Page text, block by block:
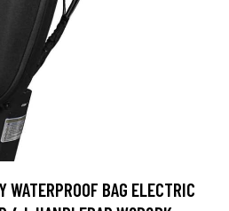
WATERPROOF BAG ELECTRIC